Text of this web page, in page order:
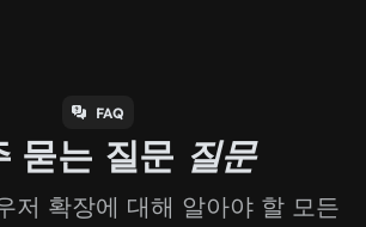
FAQ
묻는 질문 질문
저 확장에 대해 알아야 할 모든